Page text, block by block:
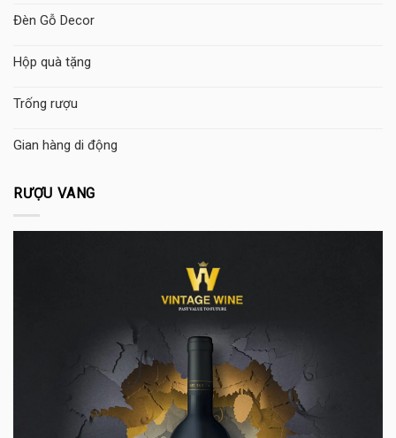
Đèn Gỗ Decor
Hộp quà tặng
Trống rượu
Gian hàng di động
RƯỢU VANG